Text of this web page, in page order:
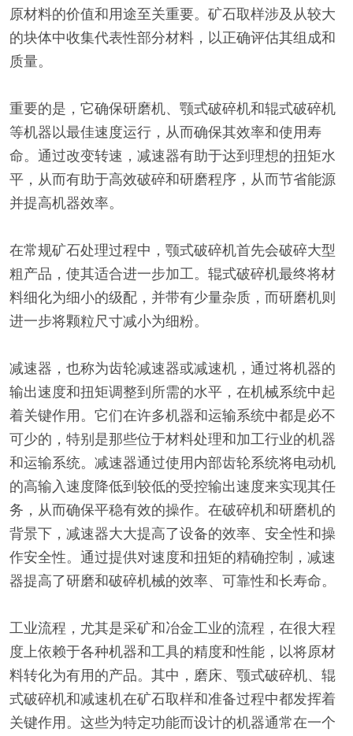
原材料的价值和用途至关重要。矿石取样涉及从较大
的块体中收集代表性部分材料，以正确评估其组成和
质量。
重要的是，它确保研磨机、颚式破碎机和辊式破碎机
等机器以最佳速度运行，从而确保其效率和使用寿
命。通过改变转速，减速器有助于达到理想的扭矩水
平，从而有助于高效破碎和研磨程序，从而节省能源
并提高机器效率。
在常规矿石处理过程中，颚式破碎机首先会破碎大型
粗产品，使其适合进一步加工。辊式破碎机最终将材
料细化为细小的级配，并带有少量杂质，而研磨机则
进一步将颗粒尺寸减小为细粉。
减速器，也称为齿轮减速器或减速机，通过将机器的
输出速度和扭矩调整到所需的水平，在机械系统中起
着关键作用。它们在许多机器和运输系统中都是必不
可少的，特别是那些位于材料处理和加工行业的机器
和运输系统。减速器通过使用内部齿轮系统将电动机
的高输入速度降低到较低的受控输出速度来实现其任
务，从而确保平稳有效的操作。在破碎机和研磨机的
背景下，减速器大大提高了设备的效率、安全性和操
作安全性。通过提供对速度和扭矩的精确控制，减速
器提高了研磨和破碎机械的效率、可靠性和长寿命。
工业流程，尤其是采矿和冶金工业的流程，在很大程
度上依赖于各种机器和工具的精度和性能，以将原材
料转化为有用的产品。其中，磨床、颚式破碎机、辊
式破碎机和减速机在矿石取样和准备过程中都发挥着
关键作用。这些为特定功能而设计的机器通常在一个